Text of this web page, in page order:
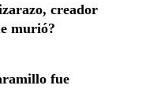
creador
murió?
fue